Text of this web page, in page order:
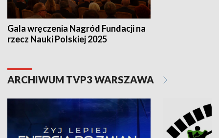
Gala wręczenia Nagród Fundacji na
rzecz Nauki Polskiej 2025
ARCHIWUM TVP3 WARSZAWA